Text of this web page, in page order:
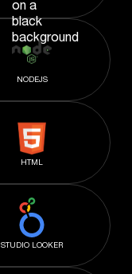
NODEJS
HTML
STUDIO LOOKER